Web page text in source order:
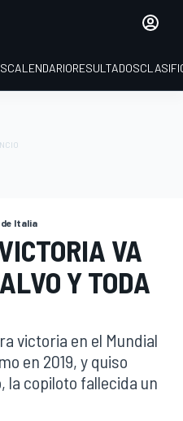
CALENDARIORESULTADOS
de Italia
VA
Y TODA
victoria en el Mundial
en 2019, y quiso
la copiloto fallecida un